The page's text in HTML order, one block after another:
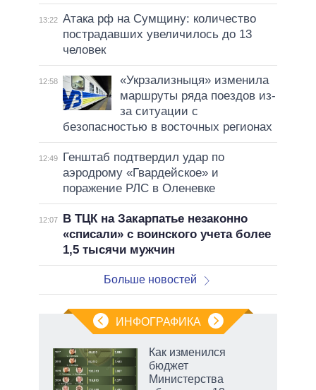
13:22 Атака рф на Сумщину: количество
пострадавших увеличилось до 13
человек
12:58
«Укрзализныця» изменила
маршруты ряда поездов из-
за ситуации с
безопасностью в восточных регионах
12:49
Генштаб подтвердил удар по
аэродрому «Гвардейское» и
поражение РЛС в Оленевке
12:07
В ТЦК на Закарпатье незаконно
«списали» с воинского учета более
1,5 тысячи мужчин
Больше новостей
ИНФОГРАФИКА
Как изменился
бюджет
Министерства